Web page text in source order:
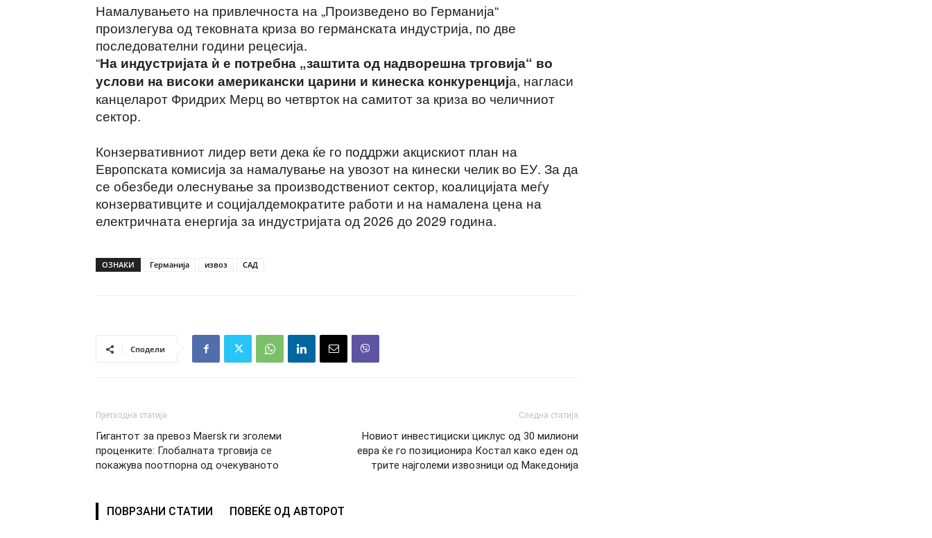
Намалувањето на привлечноста на „Произведено во Германија“
произлегува од тековната криза во германската индустрија, по две
последователни години рецесија.
“На индустријата ѝ е потребна „заштита од надворешна трговија“ во
услови на високи американски царини и кинеска конкуренција, нагласи
канцеларот Фридрих Мерц во четврток на самитот за криза во челичниот
сектор.
Конзервативниот лидер вети дека ќе го поддржи акцискиот план на
Европската комисија за намалување на увозот на кинески челик во ЕУ. За да
се обезбеди олеснување за производствениот сектор, коалицијата меѓу
конзервативците и социјалдемократите работи и на намалена цена на
електричната енергија за индустријата од 2026 до 2029 година.
ОЗНАКИ Германија извоз САД
Сподели
Претходна статија
Гигантот за превоз Maersk ги зголеми
проценките: Глобалната трговија се
покажува поотпорна од очекуваното
Следна статија
Новиот инвестициски циклус од 30 милиони
евра ќе го позиционира Костал како еден од
трите најголеми извозници од Македонија
ПОВРЗАНИ СТАТИИ ПОВЕЌЕ ОД АВТОРОТ